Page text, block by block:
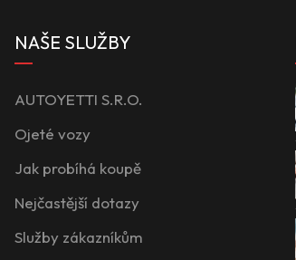
NAŠE SLUŽBY
AUTOYETTI S.R.O.
Ojeté vozy
Jak probíhá koupě
Nejčastější dotazy
Služby zákazníkům